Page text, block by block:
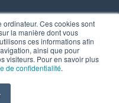
Ces cookies sont
la manière dont vous
ces informations afin
ainsi que pour
visiteurs. Pour en savoir plus
de confidentialité.